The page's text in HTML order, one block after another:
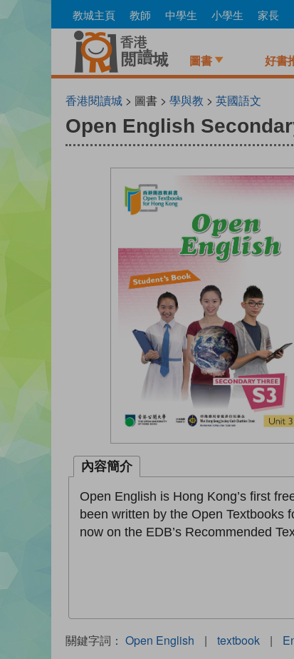
to
教城主頁 教師 中學生 小學生 家長
圖書 好書
香港閱讀城 > 圖書 > 學與教 > 英國語文
Open English
內容簡介
Open English is Hong Kong’s first
been written by the Open Textbooks
now on the EDB’s Recommended
關鍵字詞： Open English | textbook |